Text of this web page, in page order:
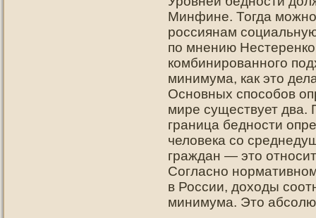
Минфине. Тогда
россиянам
по мнению
комбинированного
минимума, как это
Основных способов
мире существует два.
граница бедности
человека со
граждан — это
Согласно
в России, доходы
минимума. Это